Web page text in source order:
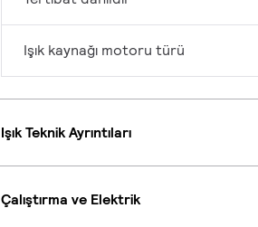
Işık kaynağı motoru türü
Işık Teknik Ayrıntıları
Çalıştırma ve Elektrik